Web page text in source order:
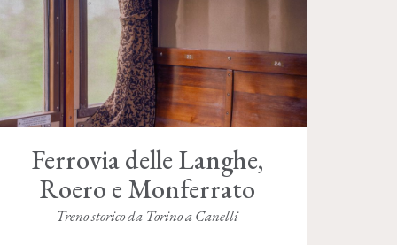
Ferrovia delle Langhe,
Roero e Monferrato
Treno storico da Torino a Canelli